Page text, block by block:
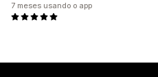
7 meses usando o app